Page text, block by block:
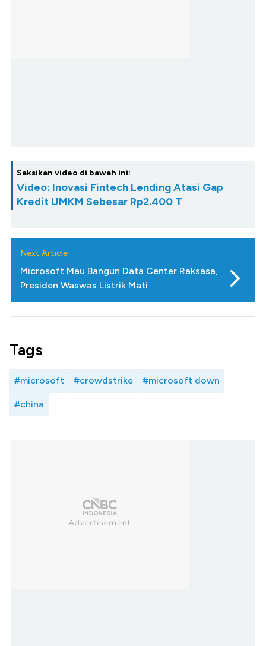
Saksikan video di bawah ini:
Video: Inovasi Fintech Lending Atasi Gap
Kredit UMKM Sebesar Rp2.400 T
Next Article
Microsoft Mau Bangun Data Center Raksasa,
Presiden Waswas Listrik Mati
Tags
#microsoft #crowdstrike #microsoft down
#china